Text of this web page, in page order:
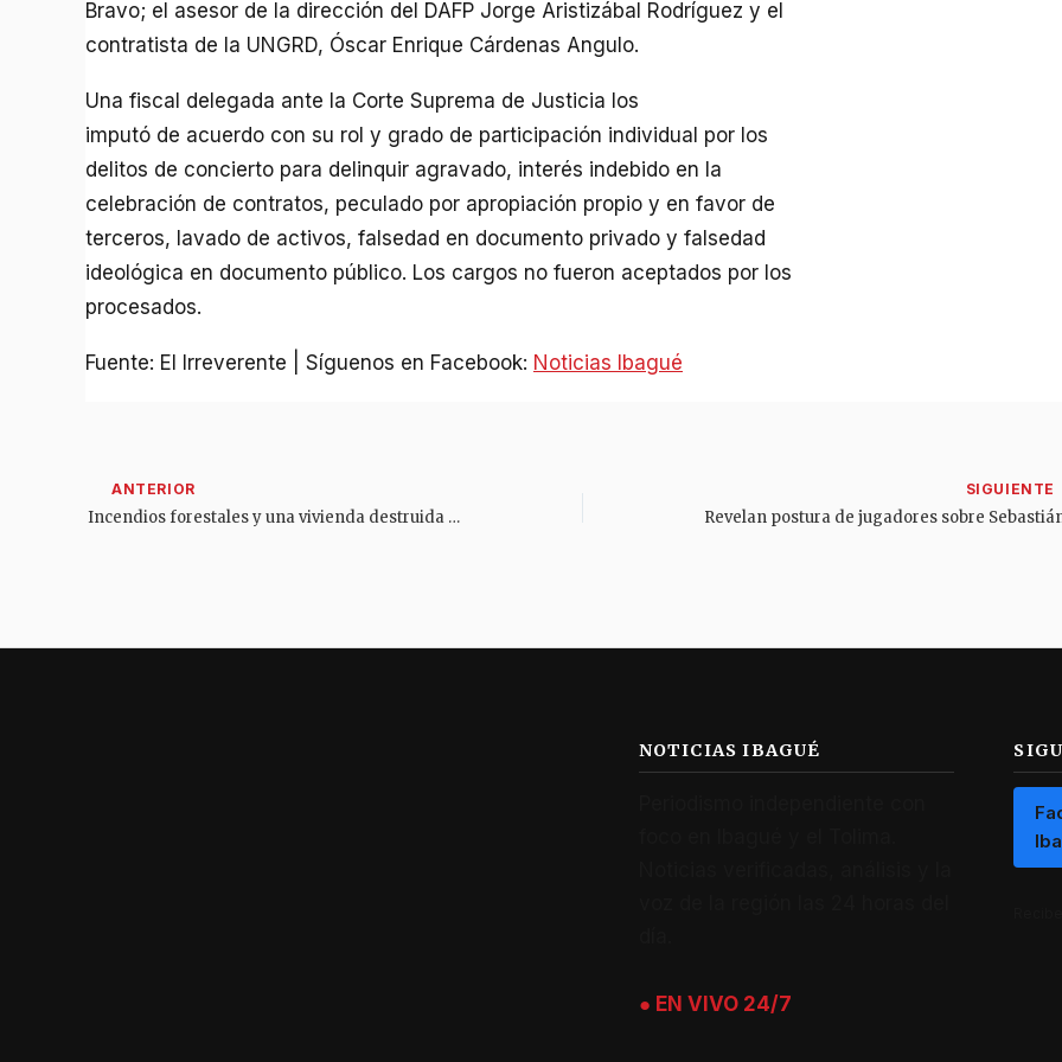
Bravo; el asesor de la dirección del DAFP Jorge Aristizábal Rodríguez y el
contratista de la UNGRD, Óscar Enrique Cárdenas Angulo.
Una fiscal delegada ante la Corte Suprema de Justicia los
imputó de acuerdo con su rol y grado de participación individual por los
delitos de concierto para delinquir agravado, interés indebido en la
celebración de contratos, peculado por apropiación propio y en favor de
terceros, lavado de activos, falsedad en documento privado y falsedad
ideológica en documento público. Los cargos no fueron aceptados por los
procesados.
Fuente: El Irreverente | Síguenos en Facebook: Noticias Ibagué
Incendios forestales y una vivienda destruida dejan en alerta al norte del Tolima por el fenómeno de El Niño
NOTICIAS IBAGUÉ
● EN VIVO 24/7